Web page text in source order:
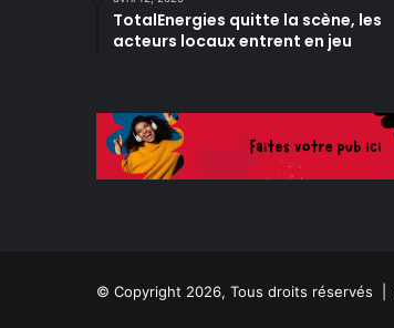
TotalEnergies quitte la scène, les
acteurs locaux entrent en jeu
© Copyright 2026, Tous droits réservés |